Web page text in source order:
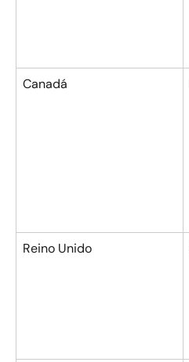
Canadá
Reino Unido